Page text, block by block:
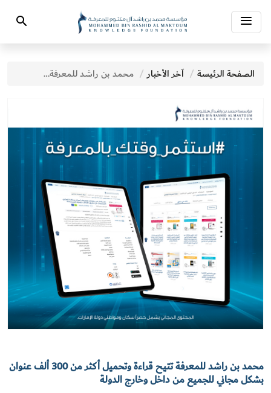
Toggle
navigation
Search
الصفحة الرئيسة آخر الأخبار محمد بن راشد للمعرفة تتيح قراءة وتحميل أكثر من 300 ألف عنوان بشكل مجاني للجميع من داخل وخارج الدولة
محمد بن راشد للمعرفة تتيح قراءة وتحميل أكثر من 300 ألف عنوان
بشكل مجاني للجميع من داخل وخارج الدولة